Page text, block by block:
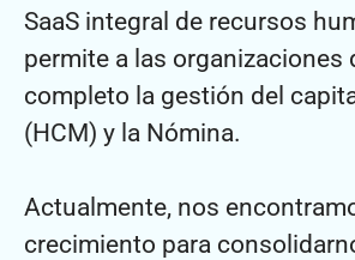
SaaS integral de recursos
permite a las organizaciones
completo la gestión del
(HCM) y la Nómina.
Actualmente, nos
crecimiento para